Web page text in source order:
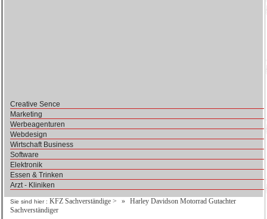
Creative Sence
Marketing
Werbeagenturen
Webdesign
Wirtschaft Business
Software
Elektronik
Essen & Trinken
Arzt - Kliniken
Sie sind hier : KFZ Sachverständige >
Harley Davidson Motorrad Gutachter
Sachverständiger